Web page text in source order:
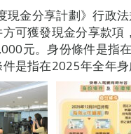
現金分享計劃》行政
方可獲發現金分享款
元。身份條件是指
是指在2025年全年身